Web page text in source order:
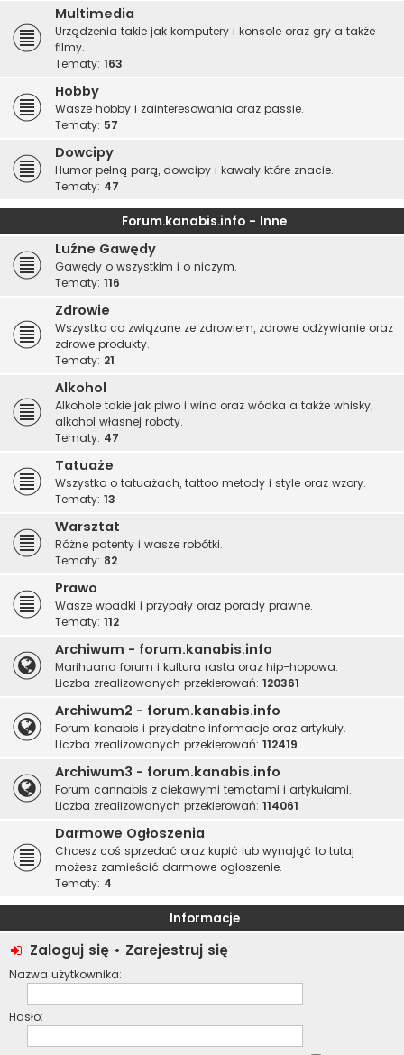
Multimedia
Urządzenia takie jak komputery i konsole oraz gry a także
filmy.
Tematy: 163
Hobby
Wasze hobby i zainteresowania oraz passie.
Tematy: 57
Dowcipy
Humor pełną parą, dowcipy i kawały które znacie.
Tematy: 47
Forum.kanabis.info - Inne
Luźne Gawędy
Gawędy o wszystkim i o niczym.
Tematy: 116
Zdrowie
Wszystko co związane ze zdrowiem, zdrowe odżywianie oraz
zdrowe produkty.
Tematy: 21
Alkohol
Alkohole takie jak piwo i wino oraz wódka a także whisky,
alkohol własnej roboty.
Tematy: 47
Tatuaże
Wszystko o tatuażach, tattoo metody i style oraz wzory.
Tematy: 13
Warsztat
Różne patenty i wasze robótki.
Tematy: 82
Prawo
Wasze wpadki i przypały oraz porady prawne.
Tematy: 112
Archiwum - forum.kanabis.info
Marihuana forum i kultura rasta oraz hip-hopowa.
Liczba zrealizowanych przekierowań: 120361
Archiwum2 - forum.kanabis.info
Forum kanabis i przydatne informacje oraz artykuły.
Liczba zrealizowanych przekierowań: 112419
Archiwum3 - forum.kanabis.info
Forum cannabis z ciekawymi tematami i artykułami.
Liczba zrealizowanych przekierowań: 114061
Darmowe Ogłoszenia
Chcesz coś sprzedać oraz kupić lub wynająć to tutaj
możesz zamieścić darmowe ogłoszenie.
Tematy: 4
Informacje
Zaloguj się • Zarejestruj się
Nazwa użytkownika:
Hasło: